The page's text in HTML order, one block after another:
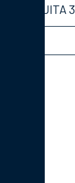
PAQUITA 3